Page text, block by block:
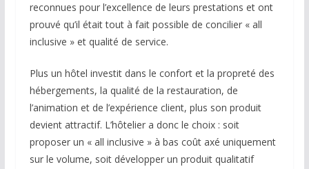
reconnues pour l’excellence de leurs prestations et ont
prouvé qu’il était tout à fait possible de concilier « all
inclusive » et qualité de service.
Plus un hôtel investit dans le confort et la propreté des
hébergements, la qualité de la restauration, de
l’animation et de l’expérience client, plus son produit
devient attractif. L’hôtelier a donc le choix : soit
proposer un « all inclusive » à bas coût axé uniquement
sur le volume, soit développer un produit qualitatif